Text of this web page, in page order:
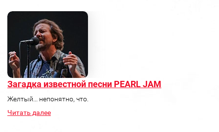
Загадка известной песни PEARL JAM
Желтый... непонятно, что.
Читать далее